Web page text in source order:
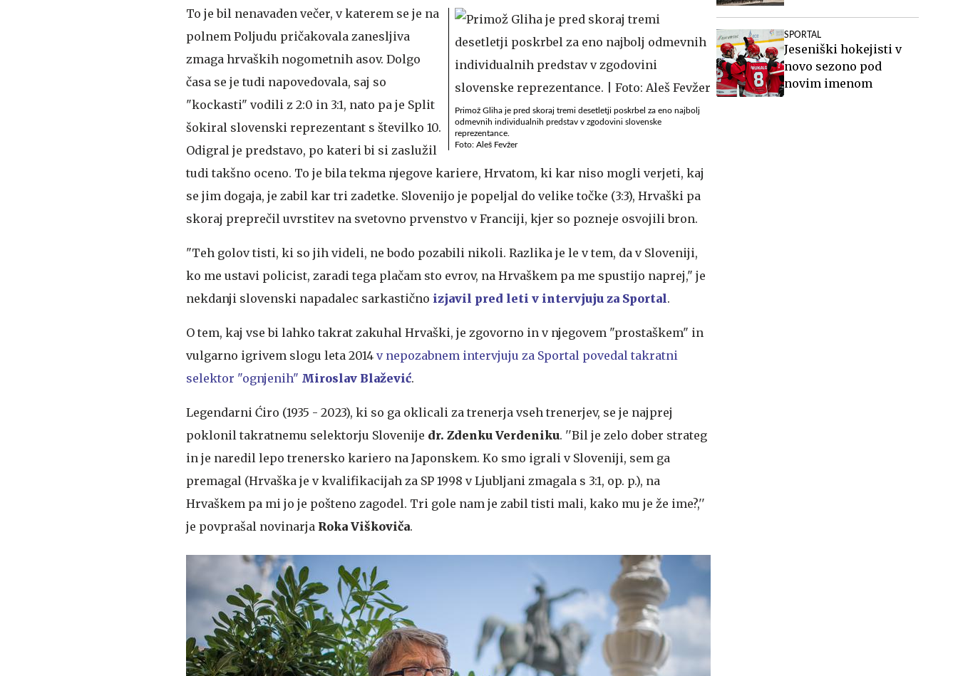
Primož Gliha je pred skoraj tremi desetletji poskrbel za eno najbolj
odmevnih individualnih predstav v zgodovini slovenske
reprezentance.
Foto: Aleš Fevžer
To je bil nenavaden večer, v katerem se je na
polnem Poljudu pričakovala zanesljiva
zmaga hrvaških nogometnih asov. Dolgo
časa se je tudi napovedovala, saj so
"kockasti" vodili z 2:0 in 3:1, nato pa je Split
šokiral slovenski reprezentant s številko 10.
Odigral je predstavo, po kateri bi si zaslužil
tudi takšno oceno. To je bila tekma njegove kariere, Hrvatom, ki kar niso mogli verjeti, kaj
se jim dogaja, je zabil kar tri zadetke. Slovenijo je popeljal do velike točke (3:3), Hrvaški pa
skoraj preprečil uvrstitev na svetovno prvenstvo v Franciji, kjer so pozneje osvojili bron.
"Teh golov tisti, ki so jih videli, ne bodo pozabili nikoli. Razlika je le v tem, da v Sloveniji,
ko me ustavi policist, zaradi tega plačam sto evrov, na Hrvaškem pa me spustijo naprej," je
nekdanji slovenski napadalec sarkastično izjavil pred leti v intervjuju za Sportal.
O tem, kaj vse bi lahko takrat zakuhal Hrvaški, je zgovorno in v njegovem "prostaškem" in
vulgarno igrivem slogu leta 2014 v nepozabnem intervjuju za Sportal povedal takratni
selektor "ognjenih" Miroslav Blažević.
Legendarni Ćiro (1935 - 2023), ki so ga oklicali za trenerja vseh trenerjev, se je najprej
poklonil takratnemu selektorju Slovenije dr. Zdenku Verdeniku. ''Bil je zelo dober strateg
in je naredil lepo trenersko kariero na Japonskem. Ko smo igrali v Sloveniji, sem ga
premagal (Hrvaška je v kvalifikacijah za SP 1998 v Ljubljani zmagala s 3:1, op. p.), na
Hrvaškem pa mi jo je pošteno zagodel. Tri gole nam je zabil tisti mali, kako mu je že ime?,''
je povprašal novinarja Roka Viškoviča.
SPORTAL
Jeseniški hokejisti v
novo sezono pod
novim imenom